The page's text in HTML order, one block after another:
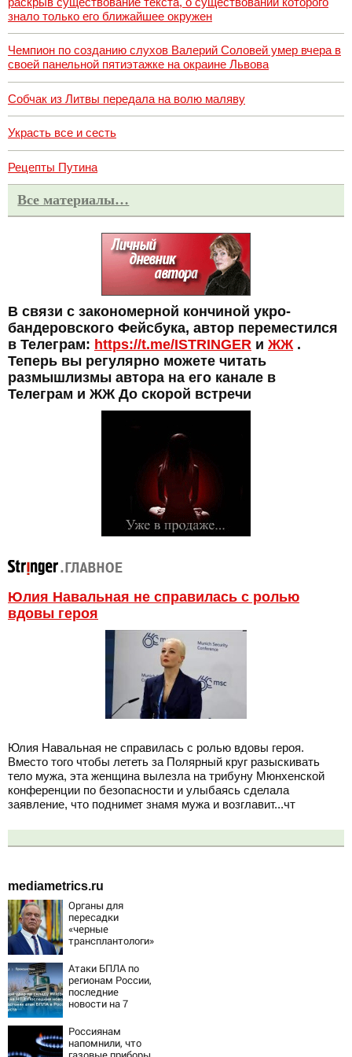
знало только его ближайшее окружен
Чемпион по созданию слухов Валерий Соловей умер вчера в
своей панельной пятиэтажке на окраине Львова
Собчак из Литвы передала на волю маляву
Украсть все и сесть
Рецепты Путина
Все материалы…
В связи с закономерной кончиной укро-
бандеровского Фейсбука, автор переместился
в Телеграм: https://t.me/ISTRINGER и ЖЖ.
Теперь вы регулярно можете читать
размышлизмы автора на его канале в
Телеграм и ЖЖ До скорой встречи
Юлия Навальная не справилась с ролью
вдовы героя
Юлия Навальная не справилась с ролью вдовы героя.
Вместо того чтобы лететь за Полярный круг разыскивать
тело мужа, эта женщина вылезла на трибуну Мюнхенской
конференции по безопасности и улыбаясь сделала
заявление, что поднимет знамя мужа и возглавит...чт
mediametrics.ru
Органы для
пересадки
«черные
трансплантологи»
живых пациентов
Атаки БПЛА по
регионам России,
последние
новости на 7
последствия,
атаки на склады
Wildberries,
Россиянам
напомнили, что